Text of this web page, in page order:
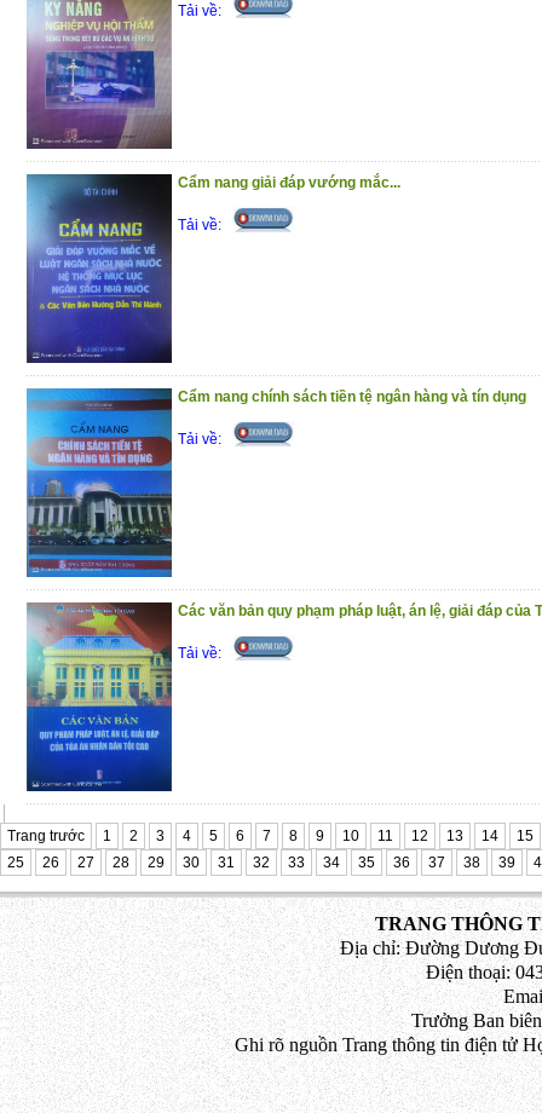
Tải về:
Cẩm nang giải đáp vướng mắc...
Tải về:
Cẩm nang chính sách tiền tệ ngân hàng và tín dụng
Tải về:
Các văn bản quy phạm pháp luật, án lệ, giải đáp của
Tải về:
Trang trước 1 2 3 4 5 6 7 8 9 10 11 12 13 14
15
25
26 27 28 29 30 31 32 33 34 35 36 37 38 39
TRANG THÔNG
Địa chỉ: Đường Dương
Điện thoại:
Trưởng Ban
Ghi rõ nguồn Trang thông tin điện tử